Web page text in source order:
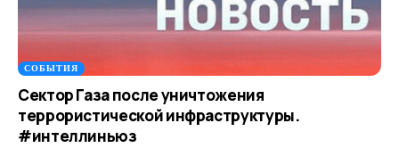
СОБЫТИЯ
Сектор Газа после уничтожения
террористической инфраструктуры.
#интеллиньюз